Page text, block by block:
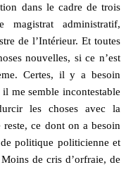
dans le cadre de trois
magistrat administratif,
de l’Intérieur. Et toutes
nouvelles, si ce n’est
Certes, il y a besoin
me semble incontestable
les choses avec la
ce dont on a besoin
politique politicienne et
de cris d’orfraie, de